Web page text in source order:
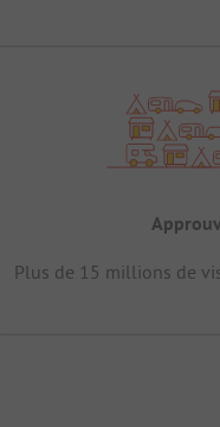
Plus de 15 millions de